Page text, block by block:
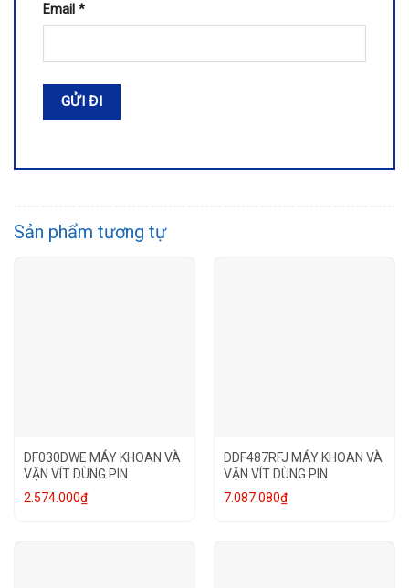
Email *
Sản phẩm tương tự
DF030DWE MÁY KHOAN VÀ
VẶN VÍT DÙNG PIN
2.574.000₫
DDF487RFJ MÁY KHOAN VÀ
VẶN VÍT DÙNG PIN
7.087.080₫